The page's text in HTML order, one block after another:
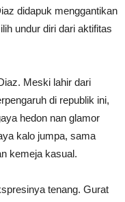
didapuk menggantikan
undur diri dari aktifitas
Meski lahir dari
di republik ini,
hedon nan glamor
kalo jumpa, sama
kemeja kasual.
tenang. Gurat